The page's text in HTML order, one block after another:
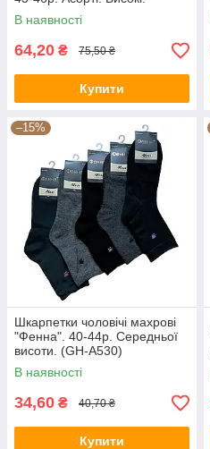
В наявності
64,20 ₴ 75,50 ₴
Купити
–15%
Шкарпетки чоловічі махрові
"Фенна". 40-44р. Середньої
висоти. (GH-A530)
В наявності
34,60 ₴ 40,70 ₴
Купити